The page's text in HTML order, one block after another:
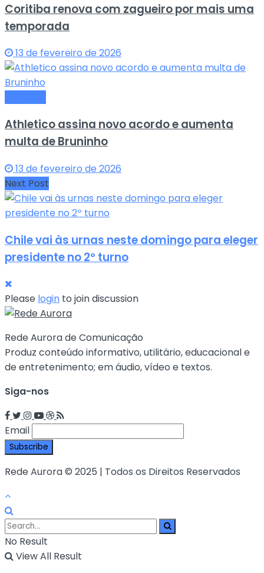
Coritiba renova com zagueiro por mais uma
temporada
13 de fevereiro de 2026
Athletico assina novo acordo e aumenta
multa de Bruninho
13 de fevereiro de 2026
Next Post
Chile vai às urnas neste domingo para eleger
presidente no 2º turno
Please login to join discussion
Rede Aurora de Comunicação
Produz conteúdo informativo, utilitário, educacional e
de entretenimento; em áudio, vídeo e textos.
Siga-nos
Email
Rede Aurora © 2025 | Todos os Direitos Reservados
No Result
View All Result